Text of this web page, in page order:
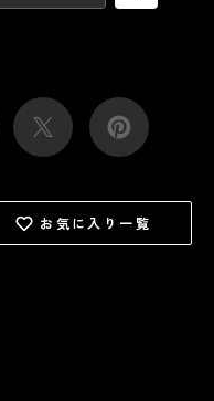
お気に入り一覧